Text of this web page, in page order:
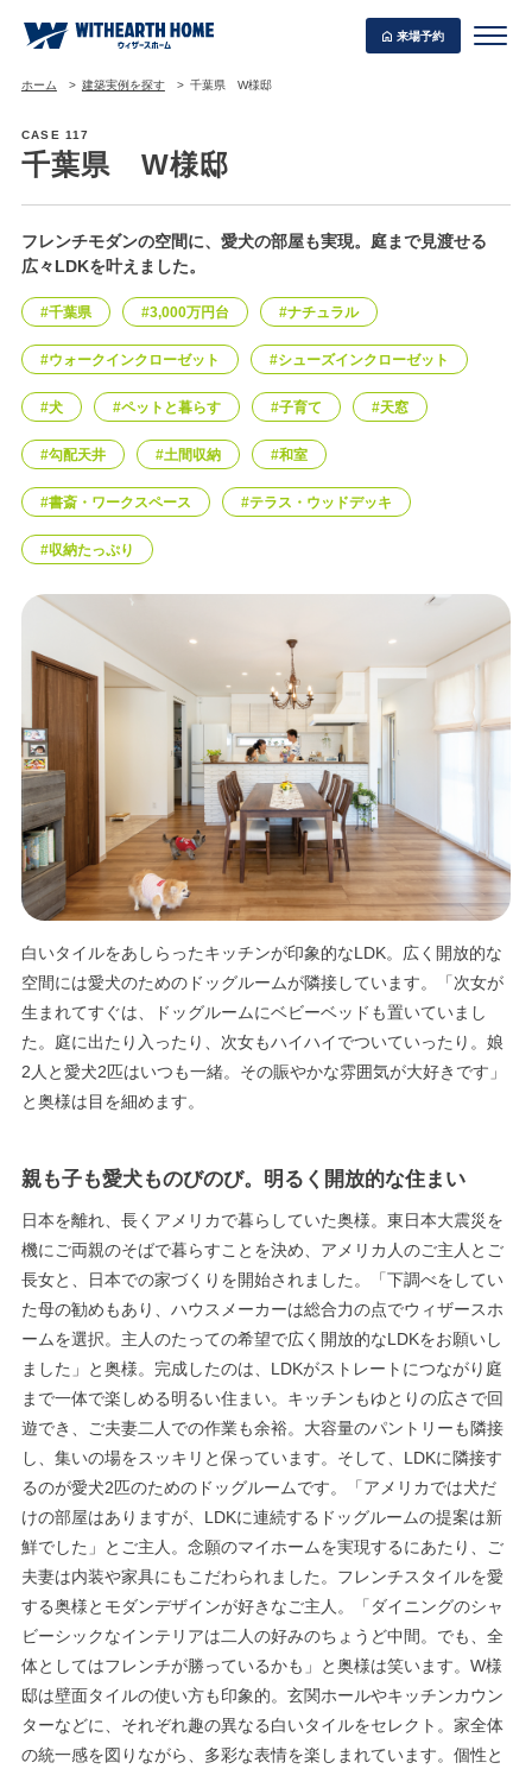
来場予約
WITHEARTH HOME の BEST PLAN
ホーム 建築実例を探す 千葉県 W様邸
CASE 117
千葉県 W様邸
フレンチモダンの空間に、愛犬の部屋も実現。庭まで見渡せる
広々LDKを叶えました。
#千葉県 #3,000万円台 #ナチュラル
#ウォークインクローゼット #シューズインクローゼット
#犬 #ペットと暮らす #子育て #天窓
#勾配天井 #土間収納 #和室
#書斎・ワークスペース #テラス・ウッドデッキ
#収納たっぷり
白いタイルをあしらったキッチンが印象的なLDK。広く開放的な
空間には愛犬のためのドッグルームが隣接しています。「次女が
生まれてすぐは、ドッグルームにベビーベッドも置いていまし
た。庭に出たり入ったり、次女もハイハイでついていったり。娘
2人と愛犬2匹はいつも一緒。その賑やかな雰囲気が大好きです」
と奥様は目を細めます。
親も子も愛犬ものびのび。明るく開放的な住まい
日本を離れ、長くアメリカで暮らしていた奥様。東日本大震災を
機にご両親のそばで暮らすことを決め、アメリカ人のご主人とご
長女と、日本での家づくりを開始されました。「下調べをしてい
た母の勧めもあり、ハウスメーカーは総合力の点でウィザースホ
ームを選択。主人のたっての希望で広く開放的なLDKをお願いし
ました」と奥様。完成したのは、LDKがストレートにつながり庭
まで一体で楽しめる明るい住まい。キッチンもゆとりの広さで回
遊でき、ご夫妻二人での作業も余裕。大容量のパントリーも隣接
し、集いの場をスッキリと保っています。そして、LDKに隣接す
るのが愛犬2匹のためのドッグルームです。「アメリカでは犬だ
けの部屋はありますが、LDKに連続するドッグルームの提案は新
鮮でした」とご主人。念願のマイホームを実現するにあたり、ご
夫妻は内装や家具にもこだわられました。フレンチスタイルを愛
する奥様とモダンデザインが好きなご主人。「ダイニングのシャ
ビーシックなインテリアは二人の好みのちょうど中間。でも、全
体としてはフレンチが勝っているかも」と奥様は笑います。W様
邸は壁面タイルの使い方も印象的。玄関ホールやキッチンカウン
ターなどに、それぞれ趣の異なる白いタイルをセレクト。家全体
の統一感を図りながら、多彩な表情を楽しまれています。個性と